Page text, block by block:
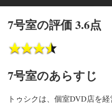
7号室の評価 3.6点
7号室のあらすじ
トゥシクは、個室DVD店を